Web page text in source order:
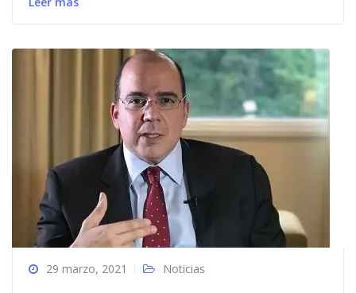
29 marzo, 2021 Noticias